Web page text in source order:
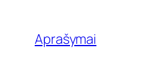
turinio
Aprašymai